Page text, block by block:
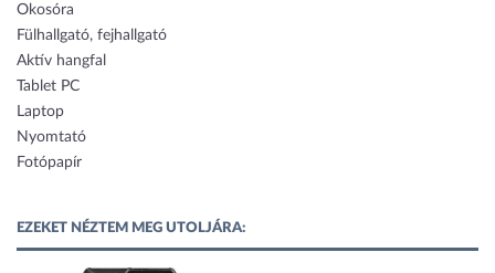
Okosóra
Fülhallgató, fejhallgató
Aktív hangfal
Tablet PC
Laptop
Nyomtató
Fotópapír
EZEKET NÉZTEM MEG UTOLJÁRA: